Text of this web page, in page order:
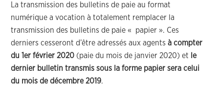
La transmission des bulletins de paie au format
numérique a vocation à totalement remplacer la
transmission des bulletins de paie « papier ». Ces
derniers cesseront d’être adressés aux agentsà compter
du 1er février 2020 (paie du mois de janvier 2020) et le
dernier bulletin transmis sous la forme papier sera celui
du mois de décembre 2019.